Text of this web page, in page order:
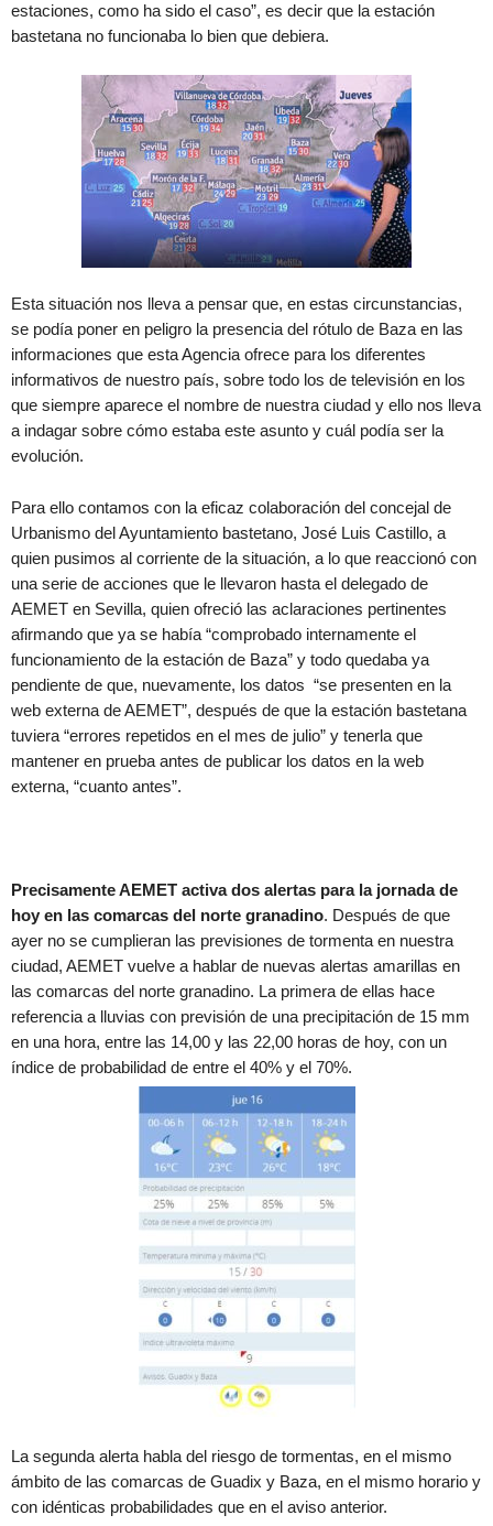
estaciones, como ha sido el caso”, es decir que la estación
bastetana no funcionaba lo bien que debiera.
Esta situación nos lleva a pensar que, en estas circunstancias,
se podía poner en peligro la presencia del rótulo de Baza en las
informaciones que esta Agencia ofrece para los diferentes
informativos de nuestro país, sobre todo los de televisión en los
que siempre aparece el nombre de nuestra ciudad y ello nos lleva
a indagar sobre cómo estaba este asunto y cuál podía ser la
evolución.
Para ello contamos con la eficaz colaboración del concejal de
Urbanismo del Ayuntamiento bastetano, José Luis Castillo, a
quien pusimos al corriente de la situación, a lo que reaccionó con
una serie de acciones que le llevaron hasta el delegado de
AEMET en Sevilla, quien ofreció las aclaraciones pertinentes
afirmando que ya se había “comprobado internamente el
funcionamiento de la estación de Baza” y todo quedaba ya
pendiente de que, nuevamente, los datos “se presenten en la
web externa de AEMET”, después de que la estación bastetana
tuviera “errores repetidos en el mes de julio” y tenerla que
mantener en prueba antes de publicar los datos en la web
externa, “cuanto antes”.
Precisamente AEMET activa dos alertas para la jornada de
hoy en las comarcas del norte granadino. Después de que
ayer no se cumplieran las previsiones de tormenta en nuestra
ciudad, AEMET vuelve a hablar de nuevas alertas amarillas en
las comarcas del norte granadino. La primera de ellas hace
referencia a lluvias con previsión de una precipitación de 15 mm
en una hora, entre las 14,00 y las 22,00 horas de hoy, con un
índice de probabilidad de entre el 40% y el 70%.
La segunda alerta habla del riesgo de tormentas, en el mismo
ámbito de las comarcas de Guadix y Baza, en el mismo horario y
con idénticas probabilidades que en el aviso anterior.